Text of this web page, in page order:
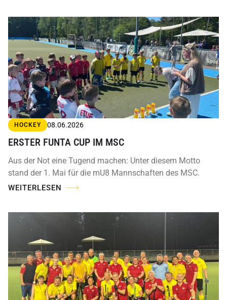
HOCKEY 08.06.2026
ERSTER FUNTA CUP IM MSC
Aus der Not eine Tugend machen: Unter diesem Motto
stand der 1. Mai für die mU8 Mannschaften des MSC.
WEITERLESEN